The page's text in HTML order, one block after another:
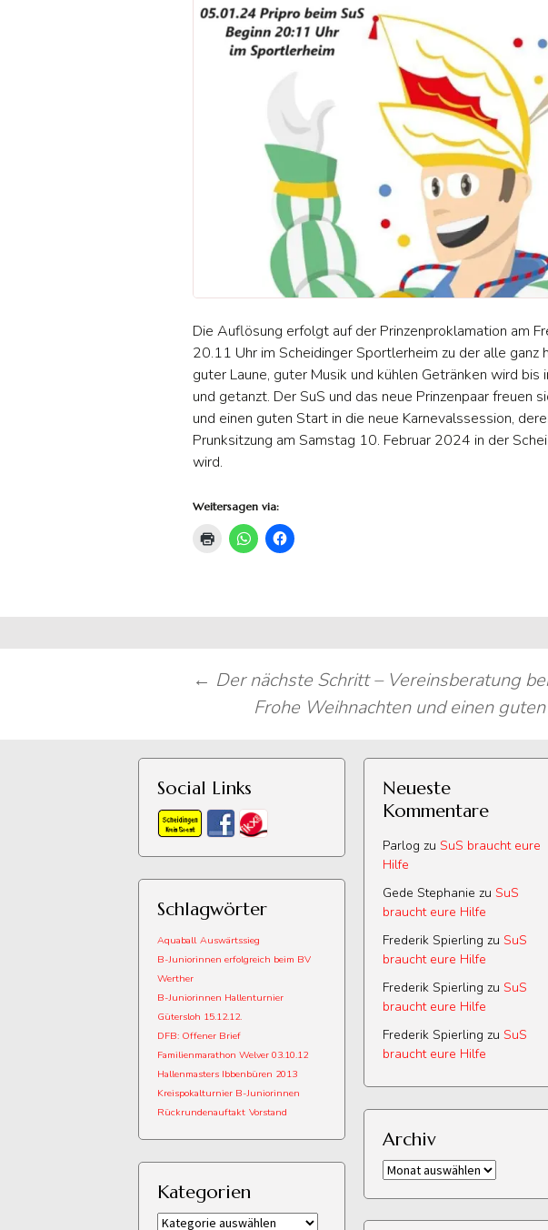
Die Auflösung erfolgt auf der Prinzenproklamation am
20.11 Uhr im Scheidinger Sportlerheim zu der alle ganz
guter Laune, guter Musik und kühlen Getränken wird
und getanzt. Der SuS und das neue Prinzenpaar freuen
und einen guten Start in die neue Karnevalssession,
Prunksitzung am Samstag 10. Februar 2024 in der
wird.
Weitersagen via:
Beitragsnavigation
← Der nächste Schritt – Vereinsberatung
Frohe Weihnachten und einen
Social Links
Neueste
Kommentare
Parlog zu SuS braucht eure
Hilfe
Gede Stephanie zu SuS
braucht eure Hilfe
Frederik Spierling zu SuS
braucht eure Hilfe
Frederik Spierling zu SuS
braucht eure Hilfe
Frederik Spierling zu SuS
braucht eure Hilfe
Schlagwörter
Aquaball Auswärtssieg
B-Juniorinnen erfolgreich beim BV
Werther
B-Juniorinnen Hallenturnier
Gütersloh 15.12.12.
DFB: Offener Brief
Familienmarathon Welver 03.10.12
Hallenmasters Ibbenbüren 2013
Kreispokalturnier B-Juniorinnen
Rückrundenauftakt Vorstand
Archiv
Archiv
Kategorien
Kategorien